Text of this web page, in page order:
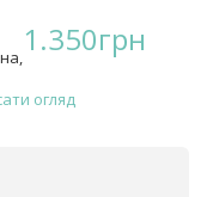
1.350грн
огляд